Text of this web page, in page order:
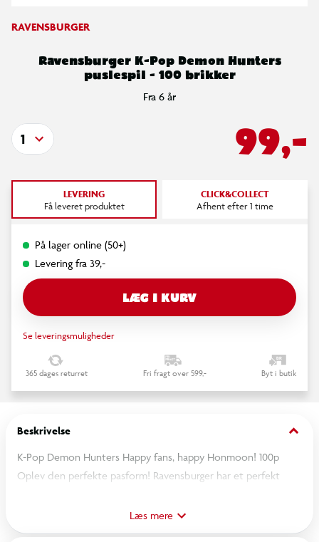
RAVENSBURGER
Ravensburger K-Pop Demon Hunters
puslespil - 100 brikker
Fra 6 år
99,-
1
LEVERING
Få leveret produktet
CLICK&COLLECT
Afhent efter 1 time
På lager online (50+)
Levering fra 39,-
LÆG I KURV
Se leveringsmuligheder
365 dages returret Fri fragt over 599,- Byt i butik
Beskrivelse keyboard_arrow_down
K-Pop Demon Hunters Happy fans, happy Honmoon! 100p
Oplev den perfekte pasform! Ravensburger har et perfekt
strategiske brikstørrelser og forskellige formater er der garanti
for succes for alle aldersgrupper og sværhedsgrader. Få glæde
Læs mere